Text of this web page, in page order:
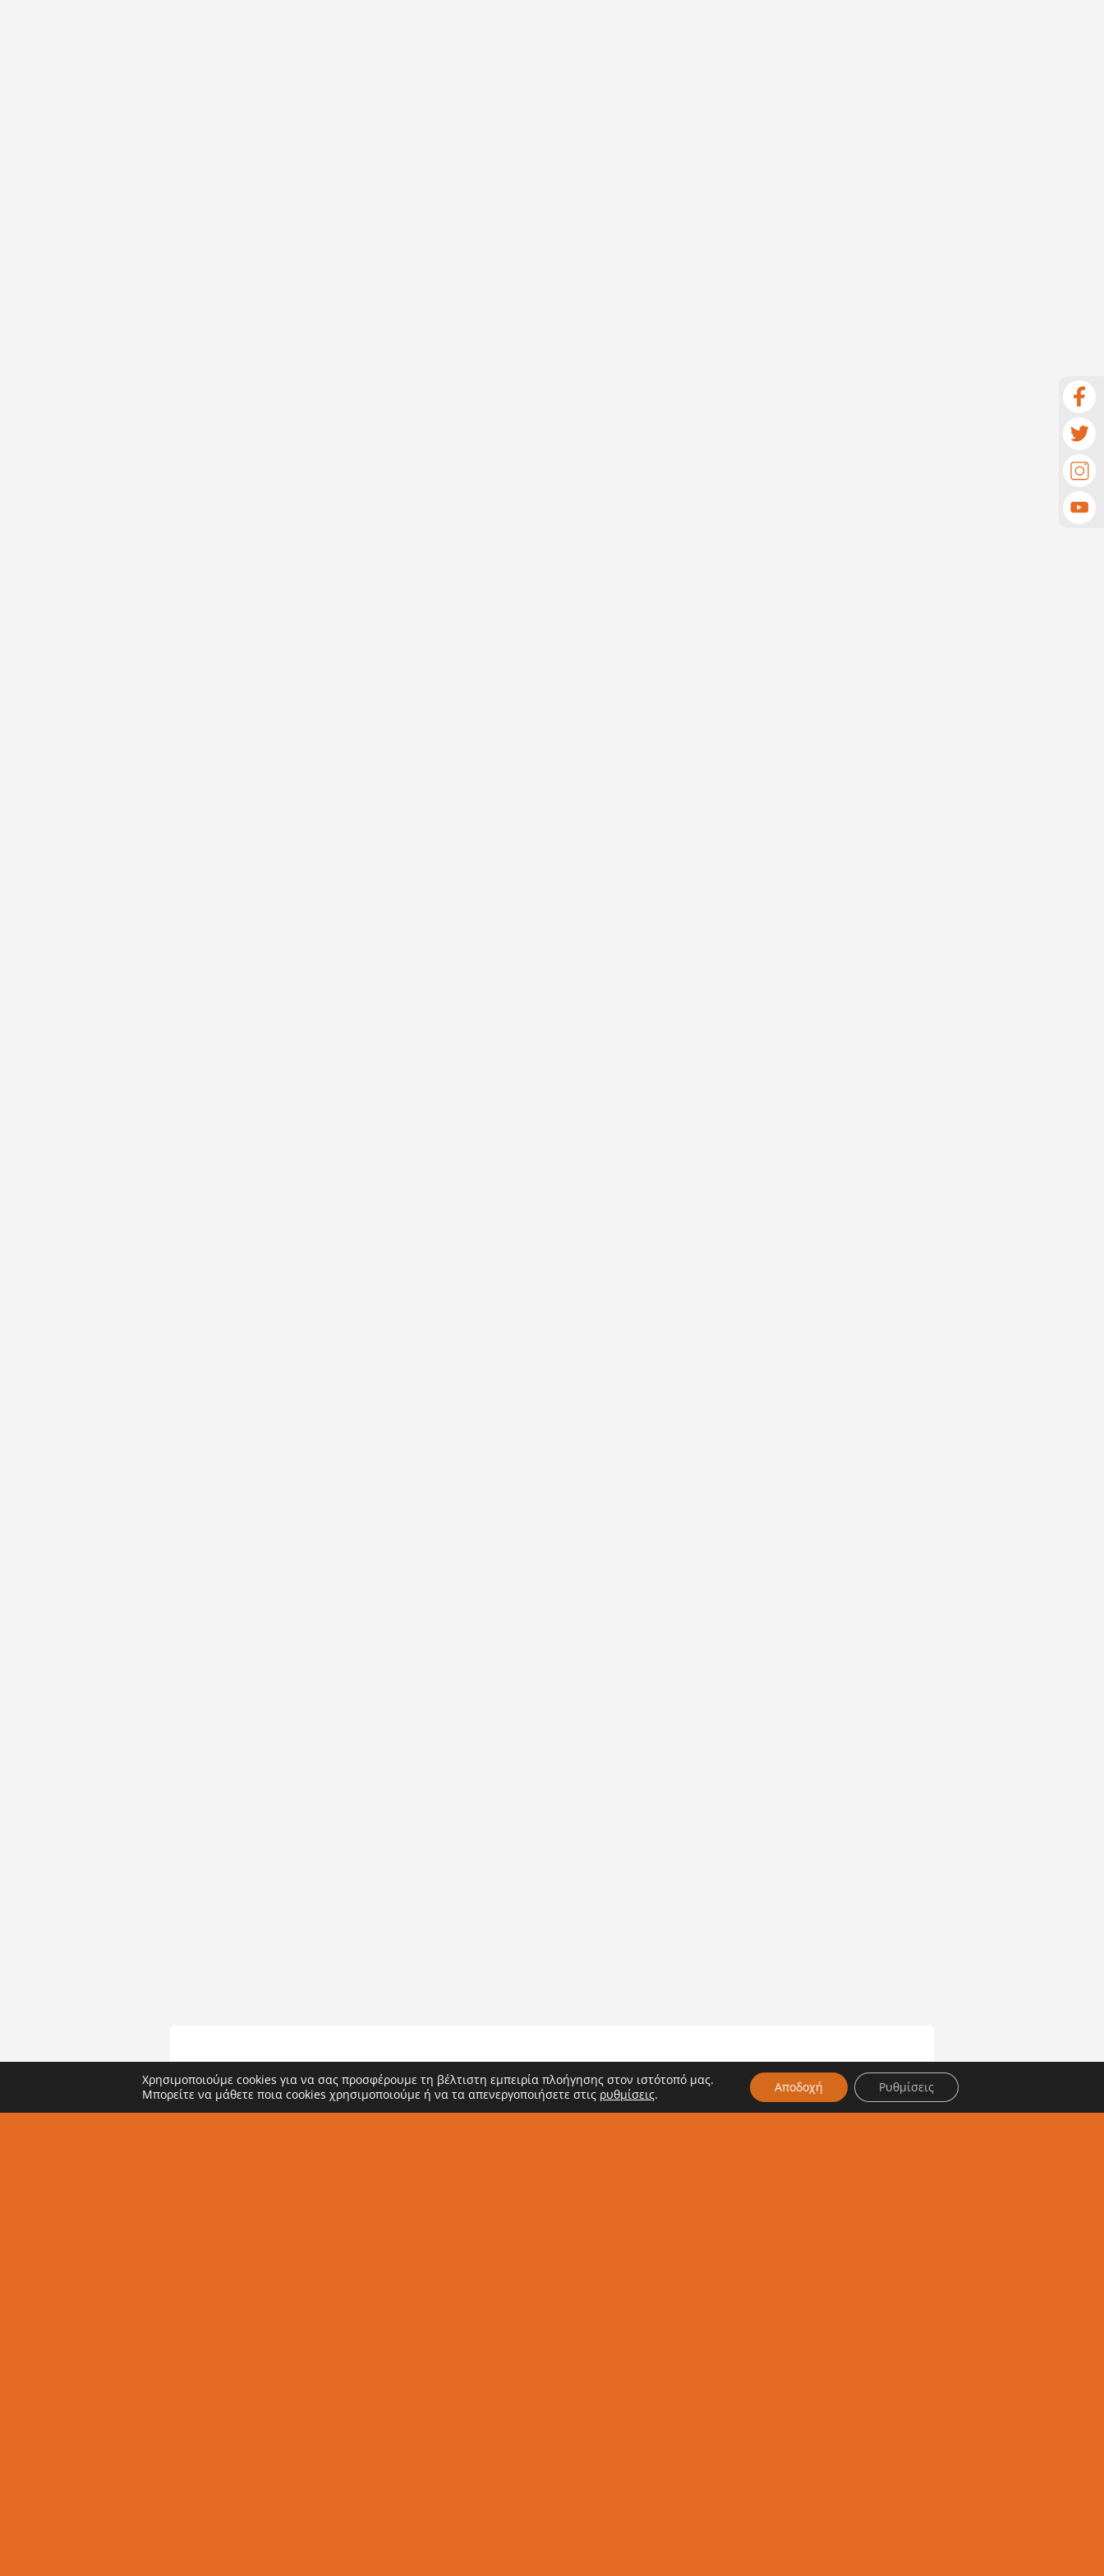
Χρησιμοποιούμε cookies για να σας προσφέρουμε τη βέλτιστη εμπειρία πλοήγησης στον ιστότοπό μας.
Μπορείτε να μάθετε ποια cookies χρησιμοποιούμε ή να τα απενεργοποιήσετε στις ρυθμίσεις. Αποδοχή Ρυθμίσεις